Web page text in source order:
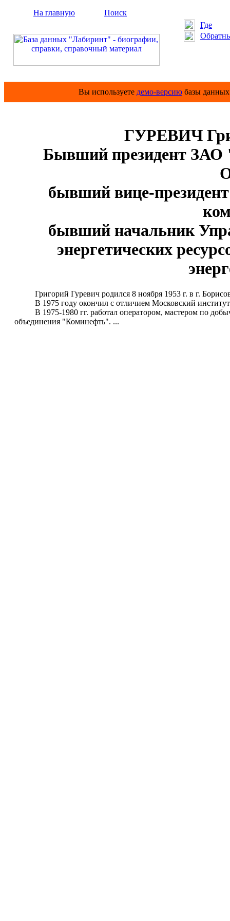
На главную
Поиск
Где
Вы используете демо-версию базы
ГУРЕВИЧ
Бывший президент ЗАО
бывший вице-
бывший начальник
энергетических
Григорий Гуревич родился 8 ноября 1953 г. в г.
В 1975 году окончил с отличием Московский
В 1975-1980 гг. работал оператором, мастером по
объединения "Коминефть". ...